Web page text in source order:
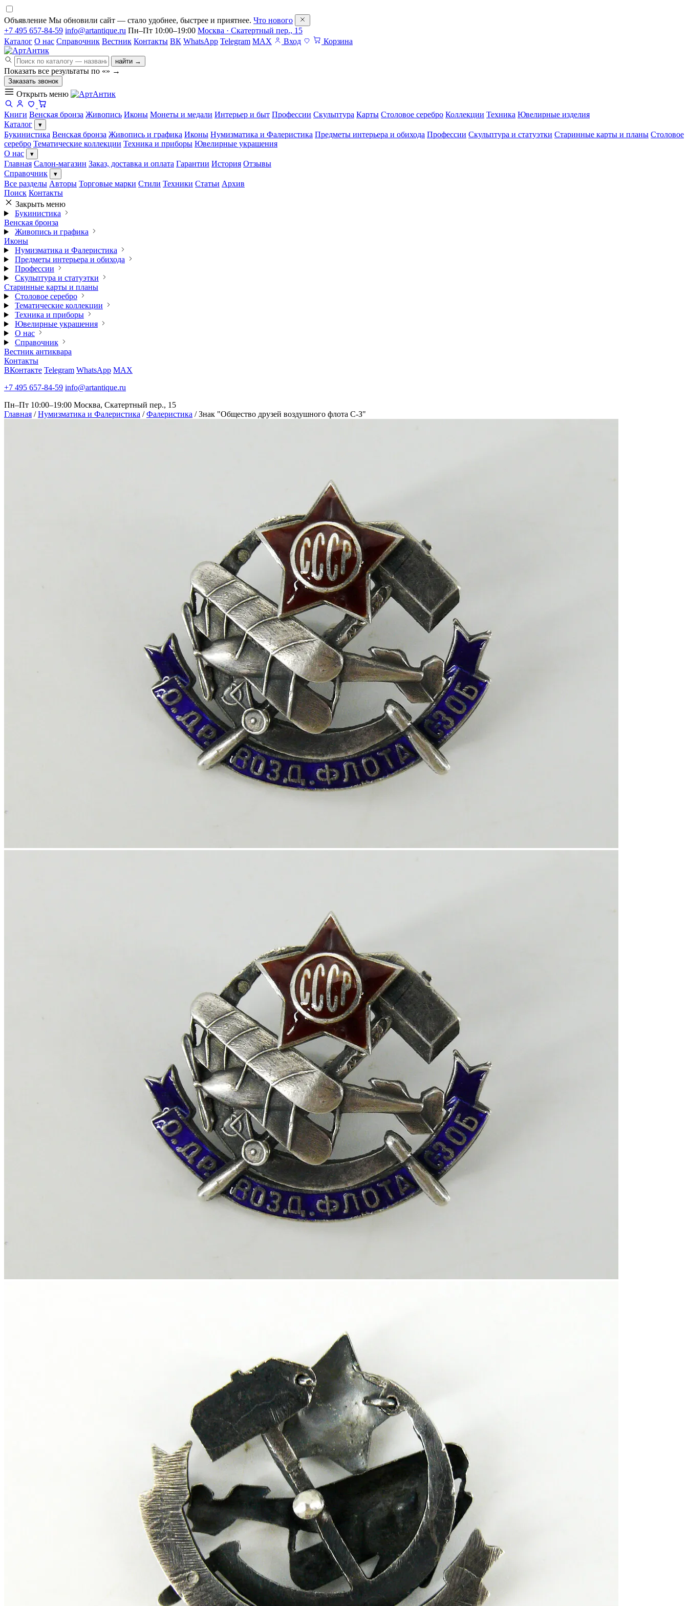
Объявление Мы обновили сайт — стало удобнее, быстрее и приятнее. Что нового
+7 495 657-84-59 info@artantique.ru Пн–Пт 10:00–19:00 Москва · Скатертный пер., 15
Каталог О нас Справочник Вестник Контакты ВК WhatsApp Telegram MAX Вход Корзина
найти →
Показать все результаты по «» →
Заказать звонок
Открыть меню
Книги Венская бронза Живопись Иконы Монеты и медали Интерьер и быт Профессии Скульптура Карты Столовое серебро Коллекции Техника Ювелирные изделия
Каталог
▾
Букинистика Венская бронза Живопись и графика Иконы Нумизматика и Фалеристика Предметы интерьера и обихода Профессии Скульптура и статуэтки Старинные карты и планы Столовое
серебро Тематические коллекции Техника и приборы Ювелирные украшения
О нас
▾
Главная Салон-магазин Заказ, доставка и оплата Гарантии История Отзывы
Справочник
▾
Все разделы Авторы Торговые марки Стили Техники Статьи Архив
Поиск Контакты
Закрыть меню
Букинистика
Венская бронза
Живопись и графика
Иконы
Нумизматика и Фалеристика
Предметы интерьера и обихода
Профессии
Скульптура и статуэтки
Старинные карты и планы
Столовое серебро
Тематические коллекции
Техника и приборы
Ювелирные украшения
О нас
Справочник
Вестник антиквара
Контакты
ВКонтакте Telegram WhatsApp MAX
+7 495 657-84-59 info@artantique.ru
Пн–Пт 10:00–19:00 Москва, Скатертный пер., 15
Главная / Нумизматика и Фалеристика / Фалеристика / Знак "Общество друзей воздушного флота С-З"